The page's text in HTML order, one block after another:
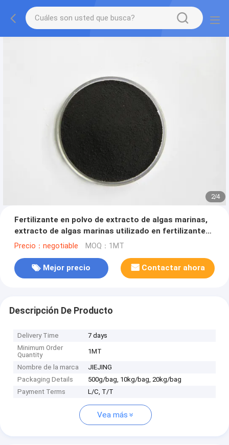
2/4
Fertilizante en polvo de extracto de algas marinas,
extracto de algas marinas utilizado en fertilizantes,
escamas de extracto de algas marinas
Precio：negotiable MOQ：1MT
Mejor precio Contactar ahora
Descripción De Producto
Delivery Time
7 days
Minimum Order
Quantity
1MT
Nombre de la marca
JIEJING
Packaging Details
500g/bag, 10kg/bag, 20kg/bag
Payment Terms
L/C, T/T
Vea más